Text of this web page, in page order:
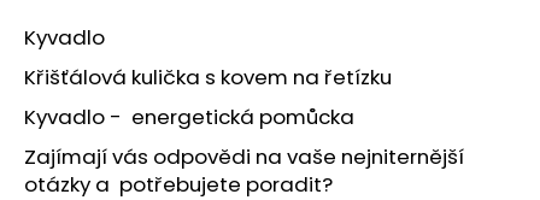
Kyvadlo
Křišťálová kulička s kovem na řetízku
Kyvadlo - energetická pomůcka
Zajímají vás odpovědi na vaše nejniternější
otázky a potřebujete poradit?
a
j
í
t
?